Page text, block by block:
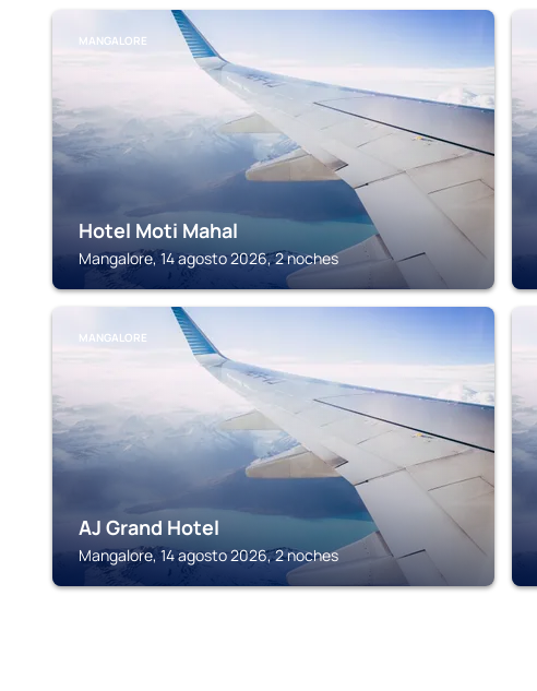
MANGALORE
Hotel Moti Mahal
Mangalore, 14 agosto 2026, 2 noches
MANGALORE
AJ Grand Hotel
Mangalore, 14 agosto 2026, 2 noches